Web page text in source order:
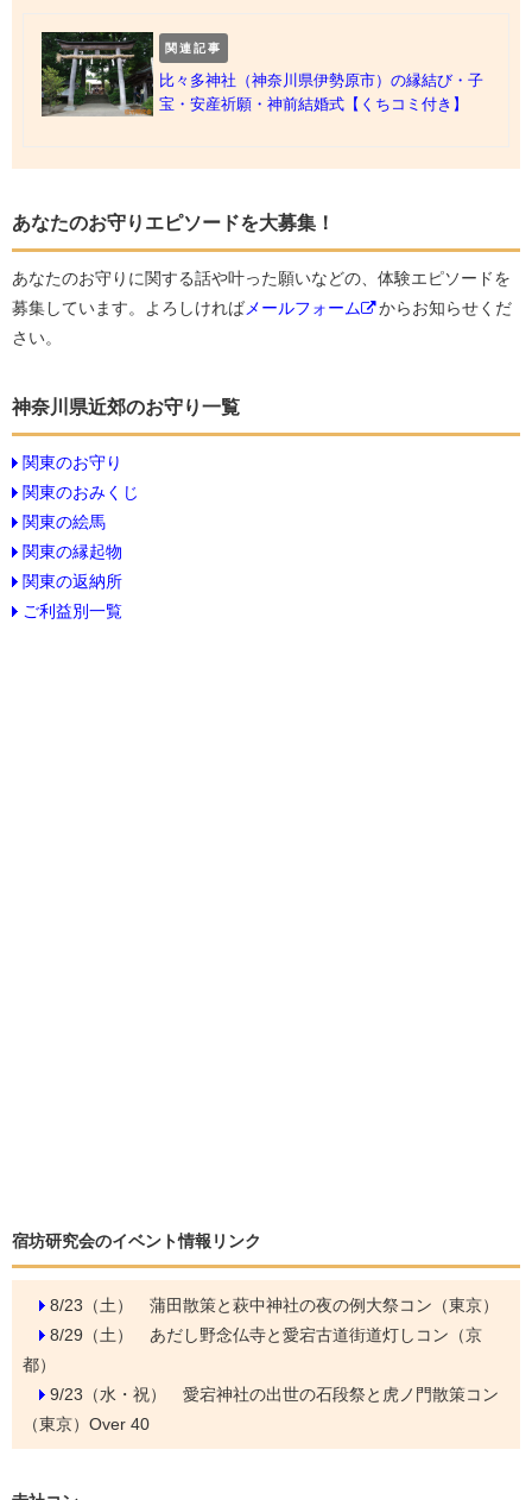
関連記事
比々多神社（神奈川県伊勢原市）の縁結び・子
宝・安産祈願・神前結婚式【くちコミ付き】
あなたのお守りエピソードを大募集！
あなたのお守りに関する話や叶った願いなどの、体験エピソードを
募集しています。よろしければ メールフォーム
からお知らせくだ
さい。
神奈川県近郊のお守り一覧
関東のお守り
関東のおみくじ
関東の絵馬
関東の縁起物
関東の返納所
ご利益別一覧
宿坊研究会のイベント情報リンク
8/23（土） 蒲田散策と萩中神社の夜の例大祭コン（東京）
8/29（土） あだし野念仏寺と愛宕古道街道灯しコン（京
都）
9/23（水・祝） 愛宕神社の出世の石段祭と虎ノ門散策コン
（東京）Over 40